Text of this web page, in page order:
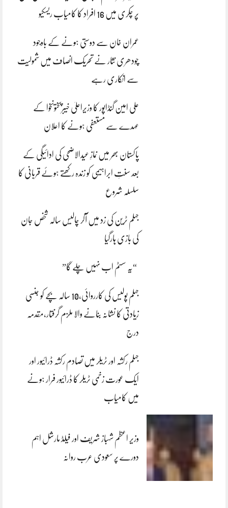
پر چکری میں 16 افراد کا کامیاب ریسکیو
عمران خان سے دوستی ہونے کے باوجود
چودھری نثار نے تحریک انصاف میں شمولیت
سے انکاری رہے
علی امین گنڈاپور کا وزیراعلیٰ خیبرپختونخوا کے
عہدے سے مستعفی ہونے کا اعلان
پاکستان بھر میں نمازِ عیدالاضحی کی ادائیگی کے
بعد سنتِ ابراہیمی کو زندہ رکھتے ہوئے قربانی کا
سلسلہ شروع
جہلم ٹرین کی زد میں آکر چالیس سالہ شخص جان
کی بازی ہارگیا
“یہ سسٹم اب نہیں چلے گا”
جہلم پولیس کی کارروائی،10 سالہ بچے کو جنسی
زیادتی کا نشانہ بنانے والا ملزم گرفتار،مقدمہ
درج
جہلم رکشہ اور ٹریلر میں تصادم رکشہ ڈرائیور اور
ایک عورت زخمی ٹریلر کا ڈرائیور فرار ہونے
میں کامیاب
وزیر اعظم شہباز شریف اور فیلڈ مارشل اہم
دورے پر سعودی عرب روانہ